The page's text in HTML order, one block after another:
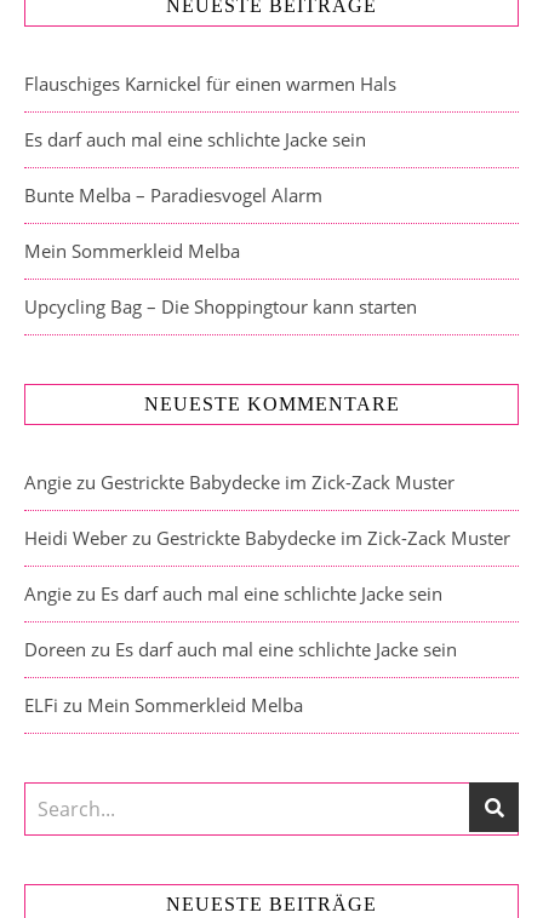
NEUESTE BEITRÄGE
Flauschiges Karnickel für einen warmen Hals
Es darf auch mal eine schlichte Jacke sein
Bunte Melba – Paradiesvogel Alarm
Mein Sommerkleid Melba
Upcycling Bag – Die Shoppingtour kann starten
NEUESTE KOMMENTARE
Angie zu Gestrickte Babydecke im Zick-Zack Muster
Heidi Weber zu Gestrickte Babydecke im Zick-Zack Muster
Angie zu Es darf auch mal eine schlichte Jacke sein
Doreen zu Es darf auch mal eine schlichte Jacke sein
ELFi zu Mein Sommerkleid Melba
NEUESTE BEITRÄGE